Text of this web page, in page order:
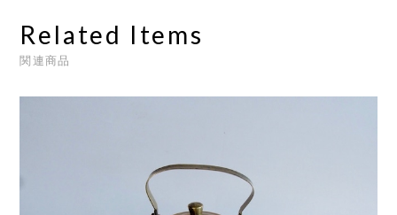
Related Items
関連商品